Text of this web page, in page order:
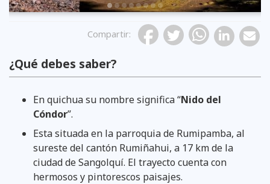
Compartir:
¿Qué debes saber?
En quichua su nombre significa “Nido del
Cóndor”.
Esta situada en la parroquia de Rumipamba, al
sureste del cantón Rumiñahui, a 17 km de la
ciudad de Sangolquí. El trayecto cuenta con
hermosos y pintorescos paisajes.